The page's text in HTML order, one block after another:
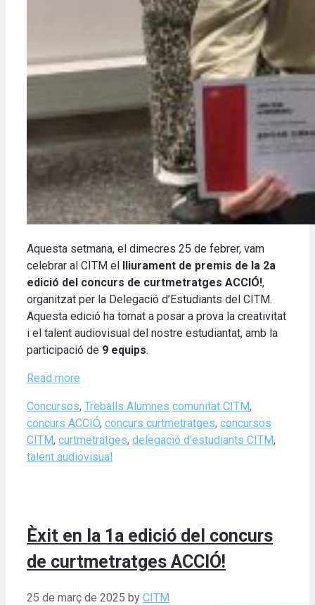
Aquesta setmana, el dimecres 25 de febrer, vam
celebrar al CITM el
lliurament de premis de la 2a
edició del concurs de curtmetratges ACCIÓ!,
organitzat per la Delegació d’Estudiants del CITM.
Aquesta edició ha tornat a posar a prova la creativitat
i el talent audiovisual del nostre estudiantat, amb la
participació de 9 equips.
Read more
Categories
Concursos, Treballs Alumnes Tags
comunitat CITM,
concurs ACCIÓ, concurs curtmetratges, concursos
CITM, curtmetratges, delegació d'estudiants CITM,
talent audiovisual
Èxit en la 1a edició del concurs
de curtmetratges ACCIÓ!
25 de març de 2025 by CITM